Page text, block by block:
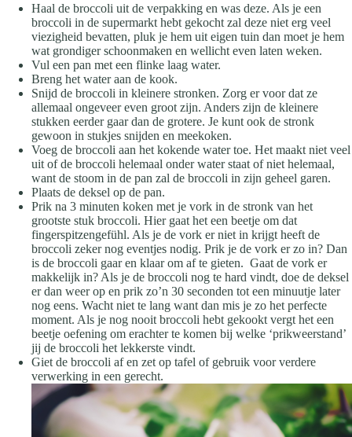
Haal de broccoli uit de verpakking en was deze. Als je een
broccoli in de supermarkt hebt gekocht zal deze niet erg veel
viezigheid bevatten, pluk je hem uit eigen tuin dan moet je hem
wat grondiger schoonmaken en wellicht even laten weken.
Vul een pan met een flinke laag water.
Breng het water aan de kook.
Snijd de broccoli in kleinere stronken. Zorg er voor dat ze
allemaal ongeveer even groot zijn. Anders zijn de kleinere
stukken eerder gaar dan de grotere. Je kunt ook de stronk
gewoon in stukjes snijden en meekoken.
Voeg de broccoli aan het kokende water toe. Het maakt niet veel
uit of de broccoli helemaal onder water staat of niet helemaal,
want de stoom in de pan zal de broccoli in zijn geheel garen.
Plaats de deksel op de pan.
Prik na 3 minuten koken met je vork in de stronk van het
grootste stuk broccoli. Hier gaat het een beetje om dat
fingerspitzengefühl. Als je de vork er niet in krijgt heeft de
broccoli zeker nog eventjes nodig. Prik je de vork er zo in? Dan
is de broccoli gaar en klaar om af te gieten. Gaat de vork er
makkelijk in? Als je de broccoli nog te hard vindt, doe de deksel
er dan weer op en prik zo’n 30 seconden tot een minuutje later
nog eens. Wacht niet te lang want dan mis je zo het perfecte
moment. Als je nog nooit broccoli hebt gekookt vergt het een
beetje oefening om erachter te komen bij welke ‘prikweerstand’
jij de broccoli het lekkerste vindt.
Giet de broccoli af en zet op tafel of gebruik voor verdere
verwerking in een gerecht.